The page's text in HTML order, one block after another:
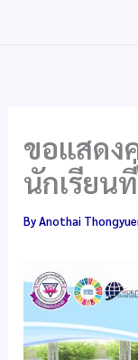
ขอแสดง
นักเรียน
ByAnothai